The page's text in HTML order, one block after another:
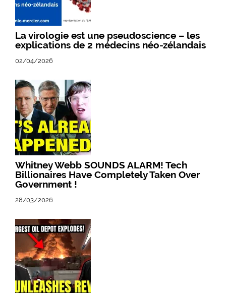
La virologie est une pseudoscience – les
explications de 2 médecins néo-zélandais
02/04/2026
Whitney Webb SOUNDS ALARM! Tech
Billionaires Have Completely Taken Over
Government !
28/03/2026